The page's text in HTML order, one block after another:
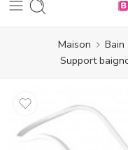
Maison Bain
Support